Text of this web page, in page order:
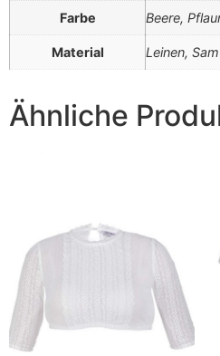
Farbe Beere,
Material Leinen,
Ähnliche